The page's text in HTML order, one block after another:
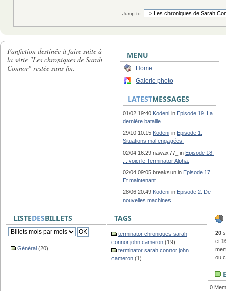
Jump to:
Fanfiction destinée à faire suite à
la série "Les chroniques de Sarah
Connor" restée sans fin.
MENU
Home
Galerie photo
LATESTMESSAGES
01/02 19:40 Kodeni in Episode 19. La
dernière bataille.
29/10 10:15 Kodeni in Episode 1.
Situations mal engagées.
02/04 16:29 nawax77_ in Episode 18.
... voici le Terminator Alpha.
02/04 09:05 breaksun in Episode 17.
Et maintenant...
28/06 20:49 Kodeni in Episode 2. De
nouvelles machines.
LISTEDESBILLETS
Général (20)
TAGS
terminator chroniques sarah
connor john cameron (19)
terminator sarah connor john
cameron (1)
20
et
ou
0